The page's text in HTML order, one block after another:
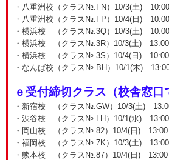
・八重洲校（クラス№.FN）10/3(土)
・八重洲校（クラス№.FP）10/4(日)
・横浜校 （クラス№.3Q）10/3(土)
・横浜校 （クラス№.3R）10/3(土) 13:00
・横浜校 （クラス№.3S）10/4(日) 10:00
・なんば校（クラス№.BH）10/1(木)
ｅ受付締切クラス（校舎窓口
・新宿校 （クラス№.GW）10/3(土)
・渋谷校 （クラス№.LH）10/1(水) 13:00
・岡山校 （クラス№.82）10/4(日) 13:00
・福岡校 （クラス№.7K）10/3(土) 13:00
・熊本校 （クラス№.87）10/4(日) 13:00